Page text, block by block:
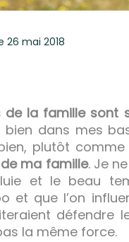
26 mai 2018
de la famille sont
dans mes
plutôt
ma famille. Je
et le beau
que l’on
défendre
la même force.